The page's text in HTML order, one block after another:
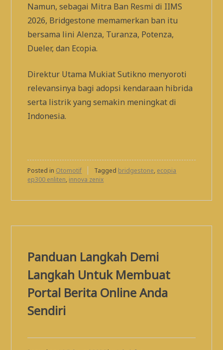
Namun, sebagai Mitra Ban Resmi di IIMS
2026, Bridgestone memamerkan ban itu
bersama lini Alenza, Turanza, Potenza,
Dueler, dan Ecopia.
Direktur Utama Mukiat Sutikno menyoroti
relevansinya bagi adopsi kendaraan hibrida
serta listrik yang semakin meningkat di
Indonesia.
Posted in Otomotif Tagged bridgestone, ecopia
ep300 enliten, innova zenix
Panduan Langkah Demi
Langkah Untuk Membuat
Portal Berita Online Anda
Sendiri